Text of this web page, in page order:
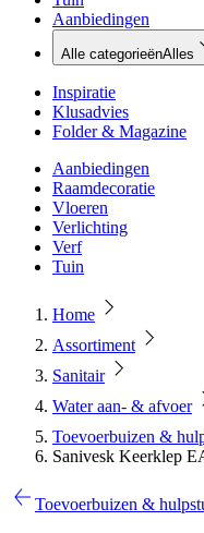
Aanbiedingen
Alle categorieënAlles
Inspiratie
Klusadvies
Folder & Magazine
Aanbiedingen
Raamdecoratie
Vloeren
Verlichting
Verf
Tuin
Home
Assortiment
Sanitair
Water aan- & afvoer
Toevoerbuizen &
Sanivesk Keerklep
Toevoerbuizen &